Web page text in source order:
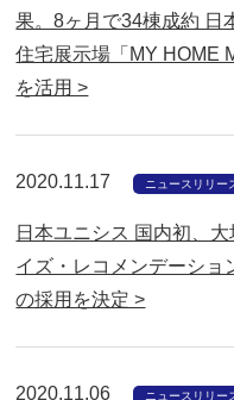
果。8ヶ月で34棟成約 日
住宅展示場「MY HOME
を活用 >
2020.11.17 ニュースリリー
日本ユニシス 国内初、
イズ・レコメンデーショ
の採用を決定 >
2020.11.06 ニュースリリー